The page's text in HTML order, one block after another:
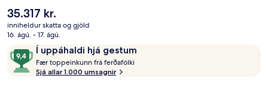
ráðstefnumiðstöðin í Sydney í innan við 15 mínútna göngufæri.
Hjálpsamt starfsfólk og ástand gististaðarins almennt eru meðal
helstu kosta gististaðarins að mati ferðamanna sem hafa heimsótt
hann. Það er ekki langt að fara til að komast í almenningssamgöngur:
Museum lestarstöðin er í 5 mínútna göngufjarlægð og Capitol
Square Light Rail lestarstöðin í 6 mínútna.
Núverandi
verð
er
35.317 kr.
35.317 kr.
inniheldur skatta og gjöld
16. ágú. - 17. ágú.
UmsagnirÍ uppáhaldi hjá gestum
9,4
af
10,
Fær toppeinkunn frá ferðafólki
Sjá allar 1.000 umsagnir